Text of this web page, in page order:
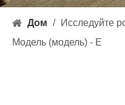
Дом / Исследуйте
Модель (модель) - E